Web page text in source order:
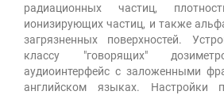
радиационных частиц,
ионизирующих частиц, и также
загрязненных поверхностей.
классу "говорящих"
аудиоинтерфейс с заложенными
английском языках. Настройки